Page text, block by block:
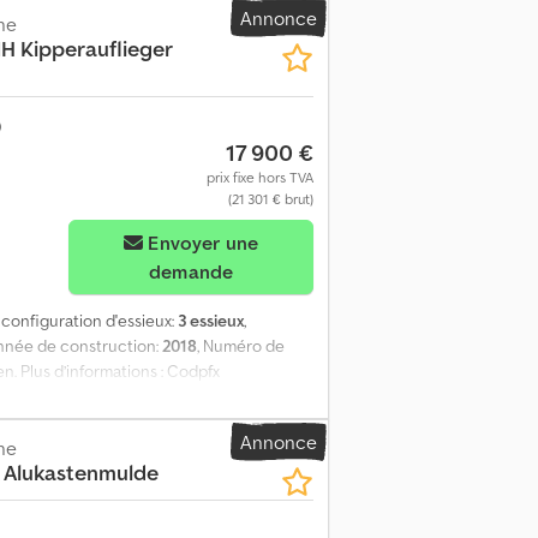
site Web. Renseignez-vous
Annonce
Kipperauflieger
17 900 €
prix fixe hors TVA
(21 301 € brut)
demande
configuration d'essieux: 3 essieux,
de construction:2018, Numéro de
Plus d’informations : Codpfx
* Viktoria Sologubova (polonais, russe,
HH Première immatriculation : 2018
d’erreurs. Nous reprenons volontiers
GOLEC NUTZFAHRZEUGE GMBH Nous
Annonce
Alukastenmulde